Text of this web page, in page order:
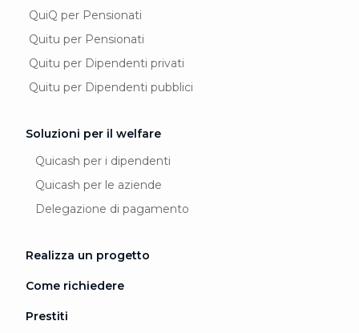
QuiQ per Pensionati
Quitu per Pensionati
Quitu per Dipendenti privati
Quitu per Dipendenti pubblici
Soluzioni per il welfare
Quicash per i dipendenti
Quicash per le aziende
Delegazione di pagamento
Realizza un progetto
Come richiedere
Prestiti